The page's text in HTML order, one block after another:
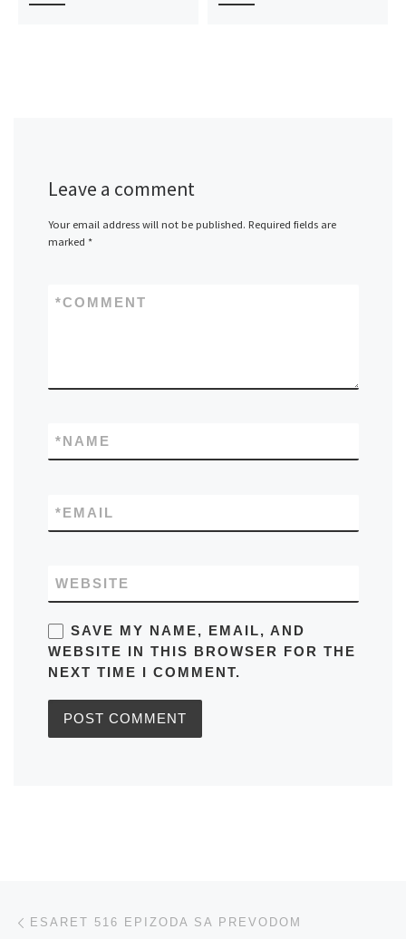
Leave a comment
Your email address will not be published. Required fields are
marked *
COMMENT
*
NAME
*
EMAIL
*
WEBSITE
SAVE MY NAME, EMAIL, AND
WEBSITE IN THIS BROWSER FOR THE
NEXT TIME I COMMENT.
Post navigation
ESARET 516 EPIZODA SA PREVODOM